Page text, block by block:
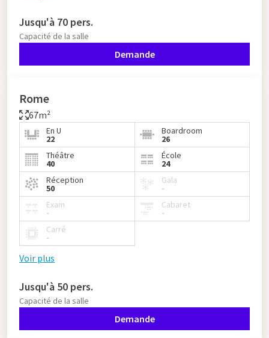
Jusqu'à 70 pers.
Capacité de la salle
Demande
Rome
67m²
En U
22
Boardroom
26
Théâtre
40
École
24
Réception
50
Gala
-
Exam
-
Cabaret
-
Carré
-
Voir plus
Jusqu'à 50 pers.
Capacité de la salle
Demande